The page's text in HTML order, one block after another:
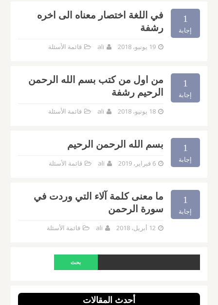
1
إجابة
في اللغة اختصار معناه الى اخره
رشفة
19 يونيو، 2018 ali قائمة الأسئلة
1
إجابة
من اول من كتب بسم الله الرحمن
الرحيم رشفة
18 يونيو، 2018 ali قائمة الأسئلة
1
إجابة
بسم الله الرحمن الرحيم
6 فبراير، 2019 ali قائمة الأسئلة
1
إجابة
ما معنى كلمة آلاء التي وردت في
سورة الرحمن
12 أبريل، 2018 ali قائمة الأسئلة
أحدث المقالات